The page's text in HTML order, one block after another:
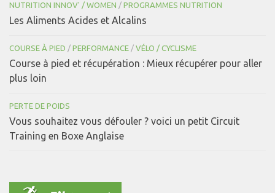
NUTRITION INNOV' / WOMEN / PROGRAMMES NUTRITION
Les Aliments Acides et Alcalins
COURSE À PIED / PERFORMANCE / VÉLO / CYCLISME
Course à pied et récupération : Mieux récupérer pour aller
plus loin
PERTE DE POIDS
Vous souhaitez vous défouler ? voici un petit Circuit
Training en Boxe Anglaise